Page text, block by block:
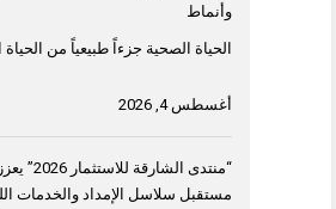
وأنماط
الحياة الصحية جزءاً طبيعياً من الحياة
أغسطس 4, 2026
“منتدى
مستقبل سلاسل الإمداد والخدمات